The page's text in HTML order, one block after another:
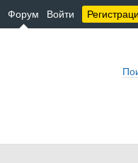
Форум Войти